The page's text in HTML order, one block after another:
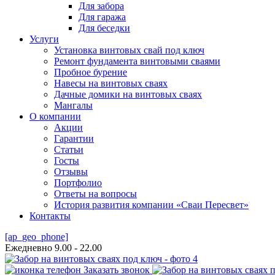
Для забора
Для гаража
Для беседки
Услуги
Установка винтовых свай под ключ
Ремонт фундамента винтовыми сваями
Пробное бурение
Навесы на винтовых сваях
Дачные домики на винтовых сваях
Мангалы
О компании
Акции
Гарантии
Статьи
Госты
Отзывы
Портфолио
Ответы на вопросы
История развития компании «Сваи Пересвет»
Контакты
[ap_geo_phone]
Ежедневно 9.00 - 22.00
Заказать звонок